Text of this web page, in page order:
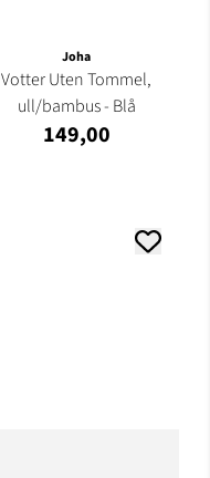
Joha
Votter Uten Tommel,
ull/bambus - Blå
149,00